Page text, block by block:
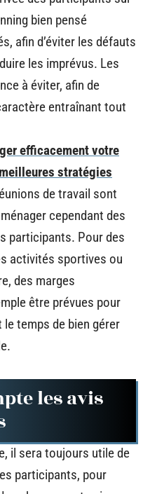
bien pensé
afin d’éviter les défauts
les imprévus. Les
à éviter, afin de
entraînant tout
efficacement votre
stratégies
de travail sont
cependant des
participants. Pour des
activités sportives ou
des marges
être prévues pour
temps de bien gérer
les avis
il sera toujours utile de
participants, pour